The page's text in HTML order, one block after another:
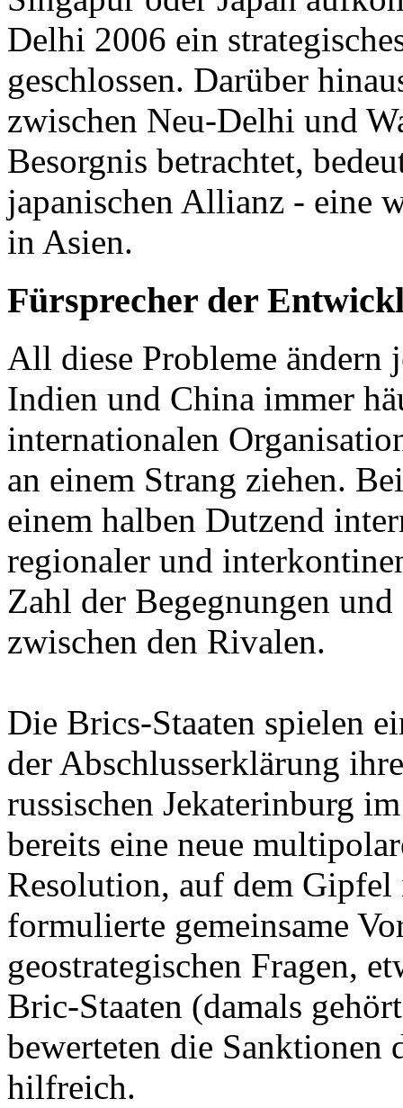
Delhi 2006 ein
geschlossen. Darüber
zwischen Neu-Delhi und
Besorgnis betrachtet,
japanischen Allianz - eine
in Asien.
Fürsprecher der
All diese Probleme ändern
Indien und China immer
internationalen
an einem Strang ziehen.
einem halben Dutzend
regionaler und
Zahl der Begegnungen
zwischen den Rivalen.
Die Brics-Staaten spielen
der Abschlusserklärung
russischen Jekaterinburg
bereits eine neue
Resolution, auf dem
formulierte gemeinsame
geostrategischen Fragen,
Bric-Staaten (damals
bewerteten die Sanktionen
hilfreich.